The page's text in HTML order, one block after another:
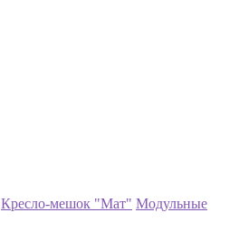
Кресло-мешок "Мат" Модульные